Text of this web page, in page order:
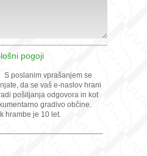
pogoji
S poslanim vprašanjem se
da se vaš e-naslov hrani
pošiljanja odgovora in kot
gradivo občine.
hrambe je 10 let.